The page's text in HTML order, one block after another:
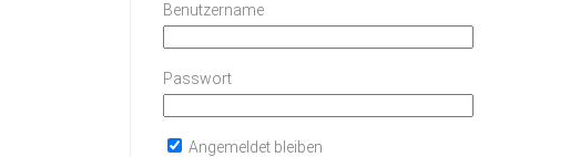
Benutzername
Passwort
Angemeldet bleiben